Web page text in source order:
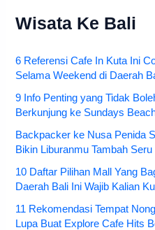
Wisata Ke Bali
6 Referensi Cafe In Kuta Ini
Selama Weekend di Daerah
9 Info Penting yang Tidak
Berkunjung ke Sundays
Backpacker ke Nusa Penida
Bikin Liburanmu Tambah Seru
10 Daftar Pilihan Mall Yang
Daerah Bali Ini Wajib Kalian
11 Rekomendasi Tempat
Lupa Buat Explore Cafe Hits